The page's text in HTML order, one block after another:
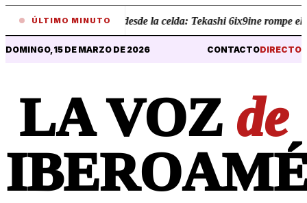
ÚLTIMO MINUTO
• Revelaciones desde la celda: Tekashi 6ix9ine rompe el
DOMINGO, 15 DE MARZO DE 2026 CONTACTODIRECTO
LA VOZ de